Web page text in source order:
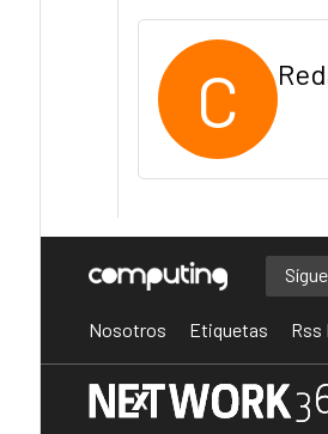
C
Nosotros Etiquetas Rss